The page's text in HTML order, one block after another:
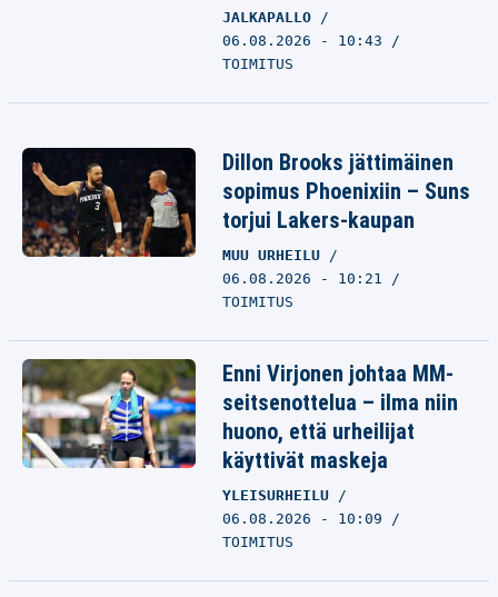
JALKAPALLO
06.08.2026 - 10:43
TOIMITUS
Dillon Brooks jättimäinen
sopimus Phoenixiin – Suns
torjui Lakers-kaupan
MUU URHEILU
06.08.2026 - 10:21
TOIMITUS
Enni Virjonen johtaa MM-
seitsenottelua – ilma niin
huono, että urheilijat
käyttivät maskeja
YLEISURHEILU
06.08.2026 - 10:09
TOIMITUS